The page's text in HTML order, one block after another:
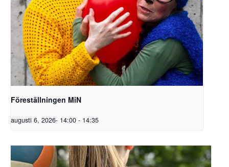
Föreställningen MiN
augusti 6, 2026- 14:00 - 14:35